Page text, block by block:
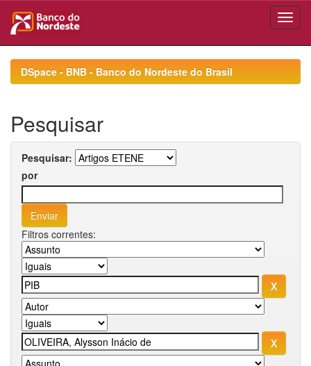
navigationDSpace - BNB - Banco do Nordeste do Brasil
Pesquisar
Pesquisar:
por
Filtros correntes: